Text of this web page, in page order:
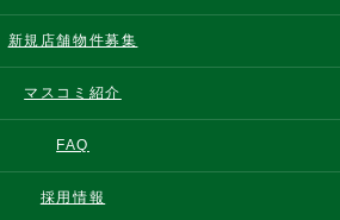
新規店舗物件募集
マスコミ紹介
FAQ
採用情報